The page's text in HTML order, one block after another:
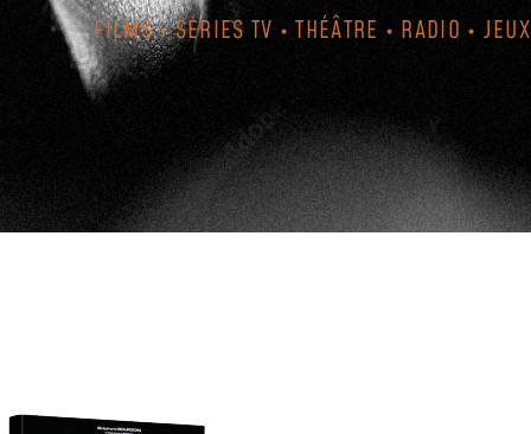
FILMS • SÉRIES TV • THÉÂTRE • RADIO • JEUX